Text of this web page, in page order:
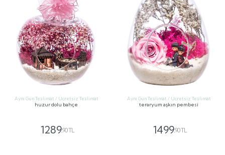
Aynı Gün Teslimat / Ücretsiz Teslimat
huzur dolu bahçe
1289,90 TL
Aynı Gün Teslimat / Ücretsiz Teslimat
teraryum aşkın pembesi
1499,90 TL